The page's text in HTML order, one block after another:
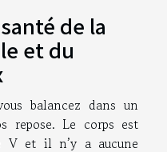
de la
et du
balancez dans un
repose. Le corps est
V et il n’y a aucune